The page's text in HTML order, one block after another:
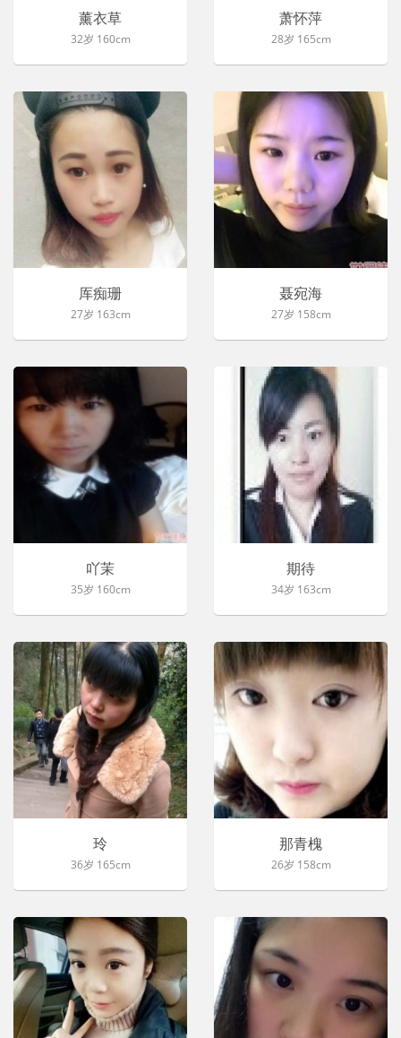
薰衣草
32岁 160cm
萧怀萍
28岁 165cm
厍痴珊
27岁 163cm
聂宛海
27岁 158cm
吖茉
35岁 160cm
期待
34岁 163cm
玲
36岁 165cm
那青槐
26岁 158cm